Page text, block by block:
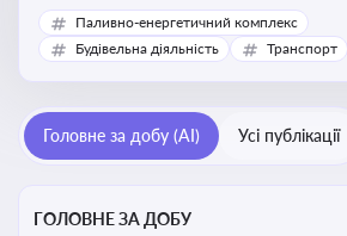
адміністрування і контролю технічної
надається Україні з-за кордону, і є
Паливно-енергетичний комплекс
Будівельна діяльність
Транспорт
Головне за добу (AI) Усі публікації
ГОЛОВНЕ ЗА ДОБУ